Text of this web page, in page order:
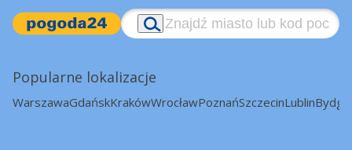
Popularne lokalizacje
WarszawaGdańskKrakówWrocławPoznańSzczecinLublin